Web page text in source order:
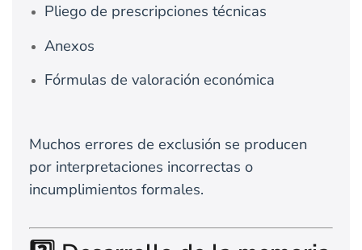
Pliego de prescripciones técnicas
Anexos
Fórmulas de valoración económica
Muchos errores de exclusión se producen
por interpretaciones incorrectas o
incumplimientos formales.